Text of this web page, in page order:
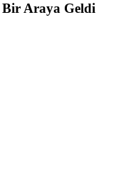
Bir Araya Geldi